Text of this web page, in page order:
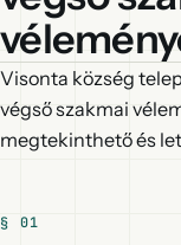
Visonta község
végső szakmai
megtekinthető és